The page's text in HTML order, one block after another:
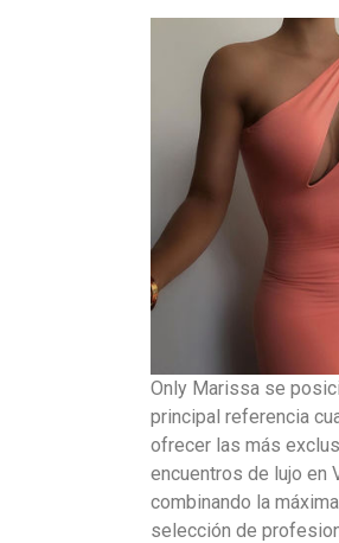
Only Marissa se
principal referencia
ofrecer las más
encuentros de lujo en
combinando la
selección de